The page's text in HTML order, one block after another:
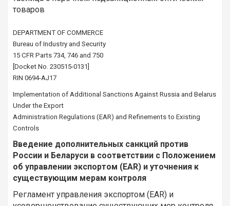
товаров
DEPARTMENT OF COMMERCE
Bureau of Industry and Security
15 CFR Parts 734, 746 and 750
[Docket No. 230515-0131]
RIN 0694-AJ17
Implementation of Additional Sanctions Against Russia and Belarus
Under the Export
Administration Regulations (EAR) and Refinements to Existing
Controls
Введение дополнительных санкций против
России и Беларуси в соответствии с Положением
об управлении экспортом (EAR) и уточнения к
существующим мерам контроля
Регламент управления экспортом (EAR) и